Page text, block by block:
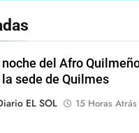
noche del Afro
la sede de Quilmes
EL SOL
15 Horas Atrás